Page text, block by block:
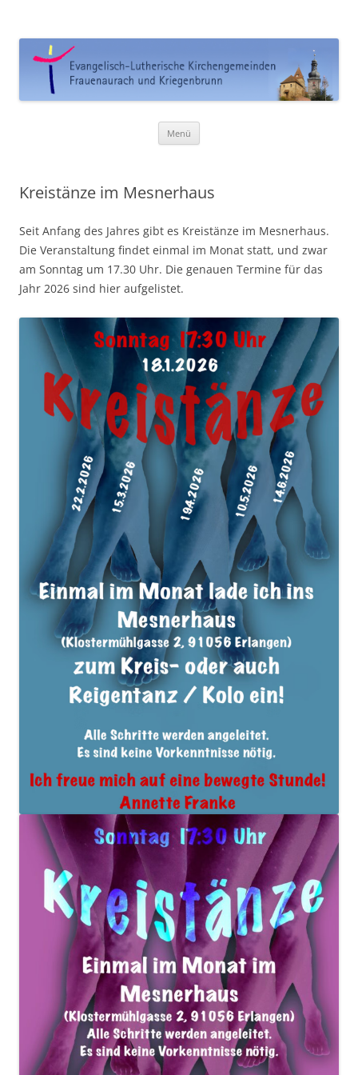
Frauenaurach-Kriegenbrunn
Menü
Kreistänze im Mesnerhaus
Seit Anfang des Jahres gibt es Kreistänze im Mesnerhaus.
Die Veranstaltung findet einmal im Monat statt, und zwar
am Sonntag um 17.30 Uhr. Die genauen Termine für das
Jahr 2026 sind hier aufgelistet.